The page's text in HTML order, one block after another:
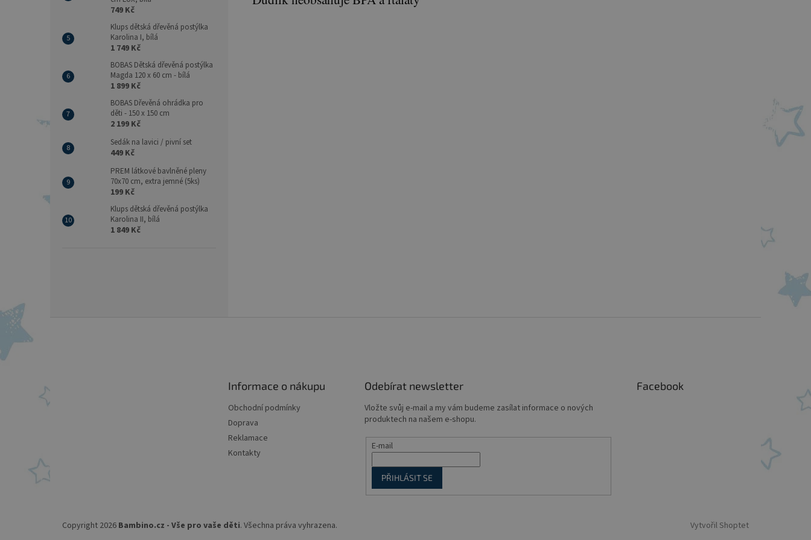
749 Kč
Klups dětská dřevěná postýlka
Karolina I, bílá
1 749 Kč
BOBAS Dětská dřevěná postýlka
Magda 120 x 60 cm - bílá
1 899 Kč
BOBAS Dřevěná ohrádka pro
děti - 150 x 150 cm
2 199 Kč
Sedák na lavici / pivní set
449 Kč
PREM látkové bavlněné pleny
70x70 cm, extra jemné (5ks)
199 Kč
Klups dětská dřevěná postýlka
Karolina II, bílá
1 849 Kč
p
a
Informace o nákupu
Obchodní podmínky
Doprava
Reklamace
Kontakty
Odebírat newsletter
Vložte svůj e-mail a my vám budeme zasílat informace o nových
produktech na našem e-shopu.
E-mail
PŘIHLÁSIT SE
Facebook
Vytvořil Shoptet
Copyright 2026 Bambino.cz - Vše pro vaše děti. Všechna práva vyhrazena.